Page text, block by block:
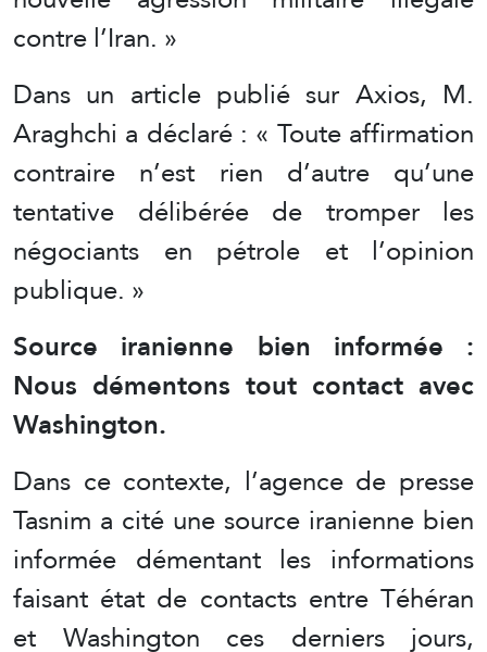
contre l’Iran. »
Dans un article publié sur Axios, M.
Araghchi a déclaré : « Toute affirmation
contraire n’est rien d’autre qu’une
tentative délibérée de tromper les
négociants en pétrole et l’opinion
publique. »
Source iranienne bien informée :
Nous démentons tout contact avec
Washington.
Dans ce contexte, l’agence de presse
Tasnim a cité une source iranienne bien
informée démentant les informations
faisant état de contacts entre Téhéran
et Washington ces derniers jours,